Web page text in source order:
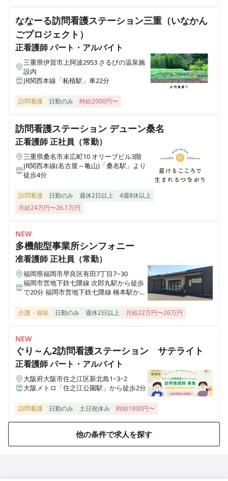
ななーる訪問看護ステーション三重（いなかん
ごプロジェクト）
正看護師パート・アルバイト
三重県伊賀市上阿波2953 さるびの温泉施
設内
JR関西本線「柘植駅」車22分
訪問看護 日勤のみ 時給2000円〜
訪問看護ステーション デューン桑名
正看護師正社員（常勤）
三重県桑名市末広町10 オリーブビル3階
JR関西本線(名古屋～亀山)「桑名駅」より
徒歩4分
訪問看護 日勤のみ 週休2日以上
4週8休以上
月給24万円〜26.1万円
NEW
多機能型事業所シンフォニー
准看護師正社員（常勤）
福岡県福岡市早良区有田7丁目7−30
福岡市営地下鉄七隈線 次郎丸駅から徒歩
で20分 福岡市営地下鉄七隈線 橋本駅から
介護・福祉 日勤のみ 週休2日以上 月給22万円〜26万円
NEW
ぐり～ん2訪問看護ステーション サテライト
正看護師パート・アルバイト
大阪府大阪市住之江区新北島1ｰ3ｰ2
大阪メトロ「住之江公園駅」から徒歩2分
訪問看護 日勤のみ 土日祝休み 時給1800円〜
他の条件で求人を探す